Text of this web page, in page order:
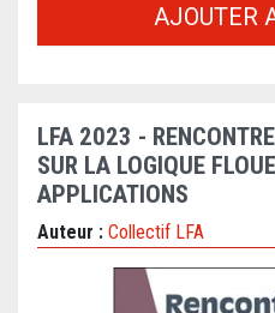
AJOUTER
LFA 2023 -
SUR LA LOGIQUE
APPLICATIONS
Auteur : Collectif LFA